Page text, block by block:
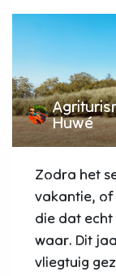
Huwé
Zodra het
vakantie, of
die dat echt
waar. Dit
vliegtuig